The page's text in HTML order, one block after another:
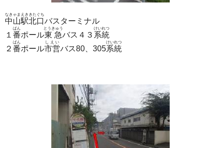
中山駅北口
なきゃまえききたぐち
バスターミナル
１ 番
ばん
ポール東急
とうきゅう
バス４３ 系統
けいれつ
２ 番
ばん
ポール市営
しえい
バス80、305系統
けいれつ